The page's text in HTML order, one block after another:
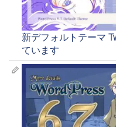
新デフォルトテーマ
ています